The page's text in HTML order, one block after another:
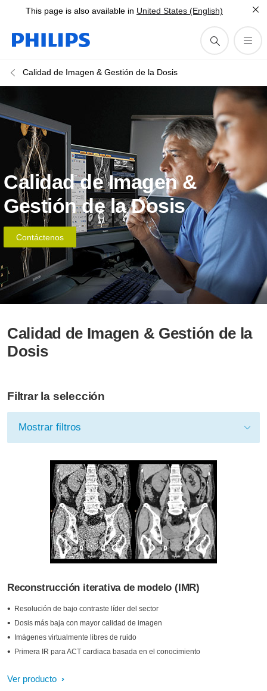
This page is also available in United States (English)
Calidad de Imagen & Gestión de la Dosis
Calidad de Imagen &
Gestión de la Dosis
Contáctenos
Calidad de Imagen & Gestión de la
Dosis
Filtrar la selección
Mostrar filtros
Reconstrucción iterativa de modelo (IMR)
Resolución de bajo contraste líder del sector
Dosis más baja con mayor calidad de imagen
Imágenes virtualmente libres de ruido
Primera IR para ACT cardiaca basada en el conocimiento
Ver producto